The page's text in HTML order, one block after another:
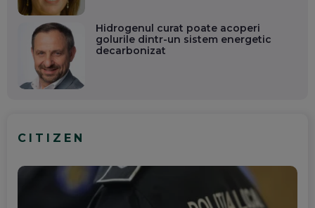
Hidrogenul curat poate acoperi
golurile dintr-un sistem energetic
decarbonizat
CITIZEN